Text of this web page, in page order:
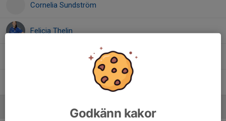
Cornelia Sundström
Felicia Thelin
Godkänn kakor